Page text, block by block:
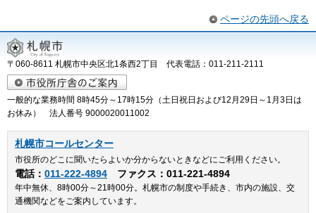
ページの先頭へ戻る
〒060-8611 札幌市中央区北1条西2丁目 代表電話：011-211-2111
一般的な業務時間 8時45分～17時15分（土日祝日および12月29日～1月3日は
お休み） 法人番号 9000020011002
札幌市コールセンター
市役所のどこに聞いたらよいか分からないときなどにご利用ください。
電話： 011-222-4894 ファクス：011-221-4894
年中無休、8時00分～21時00分。札幌市の制度や手続き、市内の施設、交
通機関などをご案内しています。